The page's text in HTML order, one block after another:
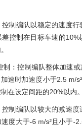
制编队以稳定的速度行
控制在目标车速的
：控制编队整体加速
速时加速度小于2.5 m/
在设定间距的20%以内。
制编队以较大的减速度
度大于-6 m/s²且小于-